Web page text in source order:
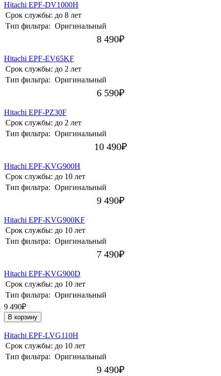
Hitachi EPF-DV1000H
Срок службы: до 8 лет
Тип фильтра: Оригинальный
8 490₽
Hitachi EPF-EV65KF
Срок службы: до 2 лет
Тип фильтра: Оригинальный
6 590₽
Hitachi EPF-PZ30F
Срок службы: до 2 лет
Тип фильтра: Оригинальный
10 490₽
Hitachi EPF-KVG900H
Срок службы: до 10 лет
Тип фильтра: Оригинальный
9 490₽
Hitachi EPF-KVG900KF
Срок службы: до 10 лет
Тип фильтра: Оригинальный
7 490₽
Hitachi EPF-KVG900D
Срок службы: до 10 лет
Тип фильтра: Оригинальный
9 490₽
В корзину
Hitachi EPF-LVG110H
Срок службы: до 10 лет
Тип фильтра: Оригинальный
9 490₽